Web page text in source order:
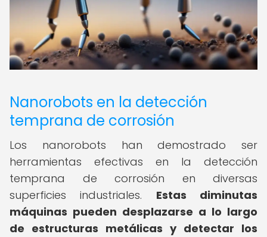
Nanorobots en la detección
temprana de corrosión
Los nanorobots han demostrado ser
herramientas efectivas en la detección
temprana de corrosión en diversas
superficies industriales. Estas diminutas
máquinas pueden desplazarse a lo largo
de estructuras metálicas y detectar los